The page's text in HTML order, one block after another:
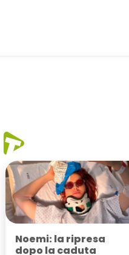
Noemi: la ripresa
dopo la caduta